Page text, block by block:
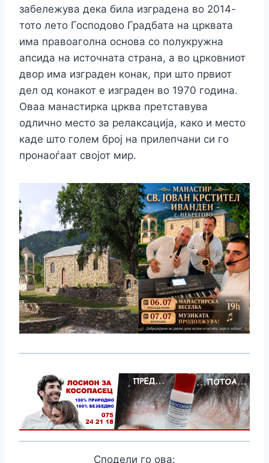
забележува дека била изградена во 2014-
тото лето Господово Градбата на црквата
има правоаголна основа со полукружна
апсида на источната страна, а во црковниот
двор има изграден конак, при што првиот
дел од конакот е изграден во 1970 година.
Оваа манастирка црква претставува
одлично место за релаксација, како и место
каде што голем број на прилепчани си го
пронаоѓаат својот мир.
Сподели го ова: